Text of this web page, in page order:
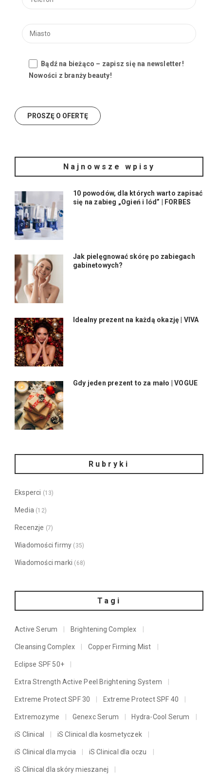
Bądź na bieżąco – zapisz się na newsletter!
Nowości z branży beauty!
Najnowsze wpisy
10 powodów, dla których warto zapisać
się na zabieg „Ogień i lód” | FORBES
Jak pielęgnować skórę po zabiegach
gabinetowych?
Idealny prezent na każdą okazję | VIVA
Gdy jeden prezent to za mało | VOGUE
Rubryki
Eksperci (13)
Media (12)
Recenzje (7)
Wiadomości firmy (35)
Wiadomości marki (68)
Tagi
Active Serum Brightening Complex
Cleansing Complex Copper Firming Mist
Eclipse SPF 50+
Extra Strength Active Peel Brightening System
Extreme Protect SPF 30 Extreme Protect SPF 40
Extremozyme Genexc Serum Hydra-Cool Serum
iS Clinical iS Clinical dla kosmetyczek
iS Clinical dla mycia iS Clinical dla oczu
iS Clinical dla skóry mieszanej